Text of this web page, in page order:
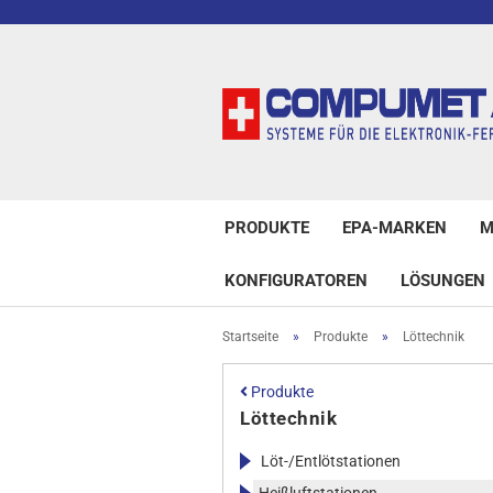
PRODUKTE EPA-MARKEN
KONFIGURATOREN LÖSUNGEN
Startseite » Produkte » Löttechnik
Produkte
Löttechnik
Löt-/Entlötstationen
Weller WXsmart-Lötstation